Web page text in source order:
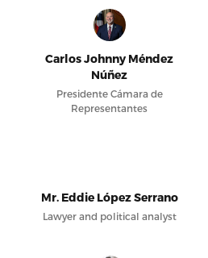
Carlos Johnny Méndez
Núñez
Presidente Cámara de
Representantes
Mr. Eddie López Serrano
Lawyer and political analyst